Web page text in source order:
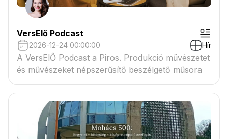
VersElő Podcast
2026-12-24 00:00:00 Hír
A VersElŐ Podcast a Piros. Produkció művészetet
és művészeket népszerűsítő beszélgető műsora